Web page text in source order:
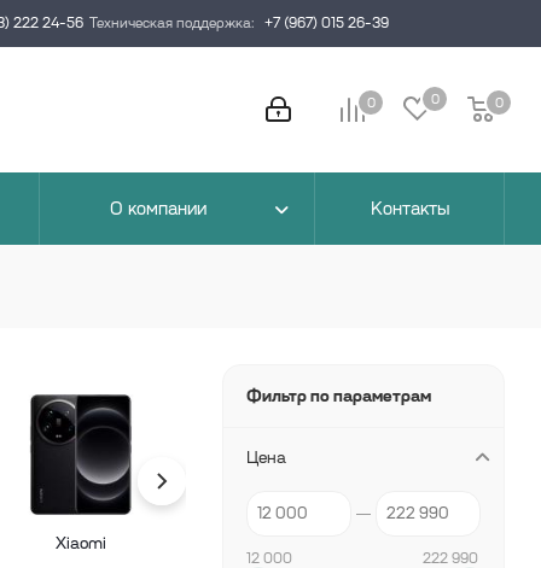
222 24-56 Техническая поддержка: +7 (967) 015 26-39
0 0 0
0
О компании Контакты
Xiaomi
Фильтр по параметрам
Цена
12 000 222 990